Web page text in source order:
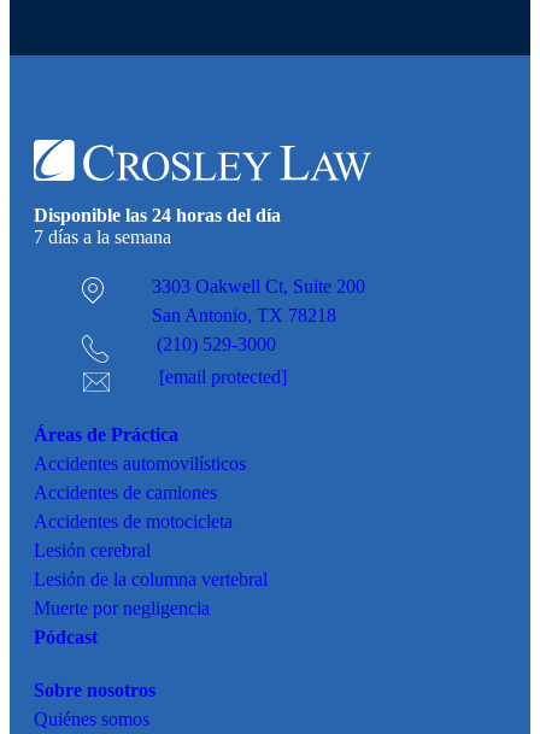
Disponible las 24 horas del día
7 días a la semana
3303 Oakwell Ct, Suite 200
San Antonio, TX 78218
(210) 529-3000
[email protected]
Áreas de Práctica
Accidentes automovilísticos
Accidentes de camiones
Accidentes de motocicleta
Lesión cerebral
Lesión de la columna vertebral
Muerte por negligencia
Pódcast
Sobre nosotros
Quiénes somos